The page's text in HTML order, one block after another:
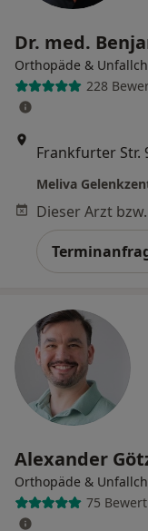
Dr. med.
Orthopäde &
228
Meliva
Alexander
Orthopäde &
75